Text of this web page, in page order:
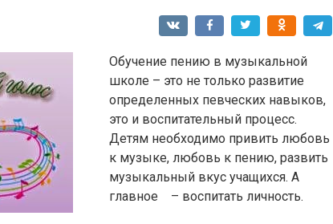
Обучение пению в музыкальной
школе – это не только развитие
определенных певческих навыков,
это и воспитательный процесс.
Детям необходимо привить любовь
к музыке, любовь к пению, развить
музыкальный вкус учащихся. А
главное – воспитать личность.